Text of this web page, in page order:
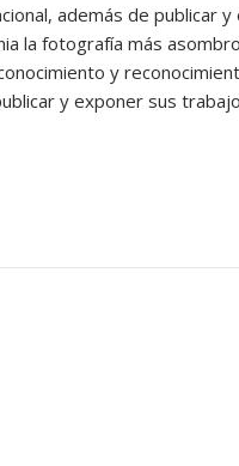
además de publicar
la fotografía más
y
y exponer sus